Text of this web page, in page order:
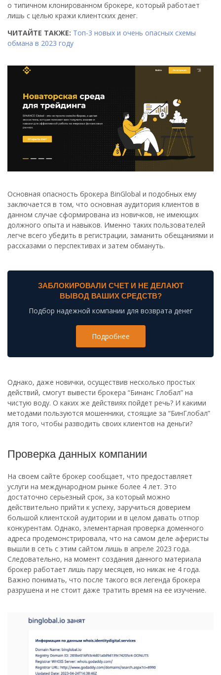
о типичном клонированном брокере, который работает
лишь с целью кражи клиентских денег.
ЧИТАЙТЕ ТАКЖЕ: Топ-3 новых и очень опасных схемы
обмана в 2023 году
Основная опасность брокера BinGlobal и подобных ему
заключается в том, что основная аудитория клиентов в
данном случае сформирована из новичков, не имеющих
должного опыта и навыков. Именно таких пользователей
легче всего убедить в регистрации, заманить обещаниями и
рассказами о перспективах и затем обмануть.
ЗАБЛОКИРОВАЛИ СЧЕТ И НЕ ДЕЛАЮТ
ВЫВОД ВАШИХ СРЕДСТВ?
Подбор надежной компании для возврата денег
Подробнее
Однако, даже новички, осуществив несколько простых
действий, смогут вывести брокера “Бинанс Глобал” на
чистую воду. О каких же действиях пойдет речь? И какими
методами пользуются мошенники, стоящие за “БинГлобал”
для того, чтобы разводить своих клиентов на деньги?
Проверка данных компании
На своем сайте брокер сообщает, что предоставляет
услуги на международном рынке более 4 лет. Это
достаточно серьезный срок, за который можно
действительно прийти к успеху, заручиться доверием
большой клиентской аудитории и в целом давать отпор
конкурентам. Однако, элементарная проверка доменного
адреса продемонстрировала, что на самом деле аферисты
вышли в сеть с этим сайтом лишь в апреле 2023 года.
Следовательно, на момент создания данного материала
брокер работает лишь пару месяцев, но никак не 4 года.
Важно понимать, что после такого вся легенда брокера
разрушена и не стоит даже тратить время на ее изучение.